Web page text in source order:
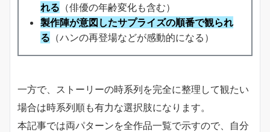
れる （俳優の年齢変化も含む）
製作陣が意図したサプライズの順番で観られ
る （ハンの再登場などが感動的になる）
一方で、ストーリーの時系列を完全に整理して観たい
場合は時系列順も有力な選択肢になります。
本記事では両パターンを全作品一覧で示すので、自分